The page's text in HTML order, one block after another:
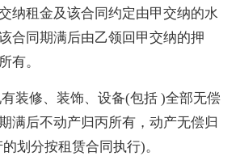
纳租金及该合同约定由甲交纳的水
合同期满后由乙领回甲交纳的押
有。
修、装饰、设备(包括 )全部无偿
满后不动产归丙所有，动产无偿归
划分按租赁合同执行)。